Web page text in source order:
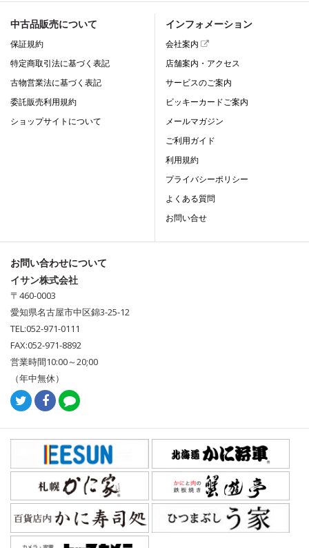
中古品販売について
保証規約
特定商取引法に基づく表記
古物営業法に基づく表記
委託販売利用規約
ショップサイトについて
インフォメーション
会社案内
店舗案内・アクセス
サービスのご案内
ビッキーカードご案内
メールマガジン
ご利用ガイド
利用規約
プライバシーポリシー
よくある質問
お問い合せ
お問い合わせについて
イサン株式会社
〒460-0003
愛知県名古屋市中区錦3-25-12
TEL:052-971-0111
FAX:052-971-8892
営業時間10:00～20;00
（年中無休）